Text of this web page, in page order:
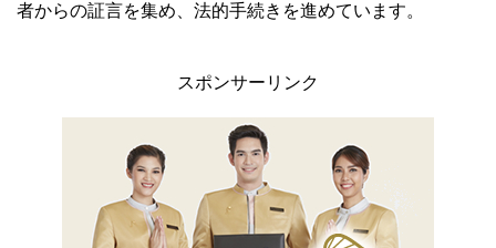
者からの証言を集め、法的手続きを進めています。
スポンサーリンク